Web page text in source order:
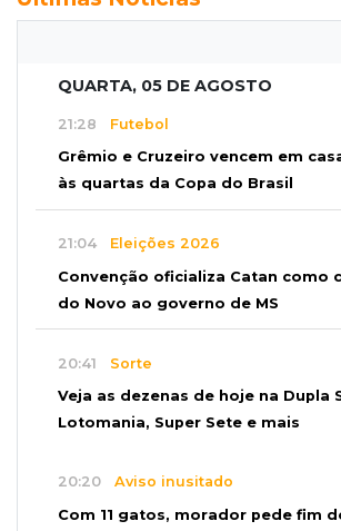
QUARTA, 05 DE AGOSTO
21:28 Futebol
Grêmio e Cruzeiro vencem em
às quartas da Copa do Brasil
21:04 Eleições 2026
Convenção oficializa Catan como
do Novo ao governo de MS
20:41 Sorte
Veja as dezenas de hoje na Dupla
Lotomania, Super Sete e mais
20:20 Aviso inusitado
Com 11 gatos, morador pede fim